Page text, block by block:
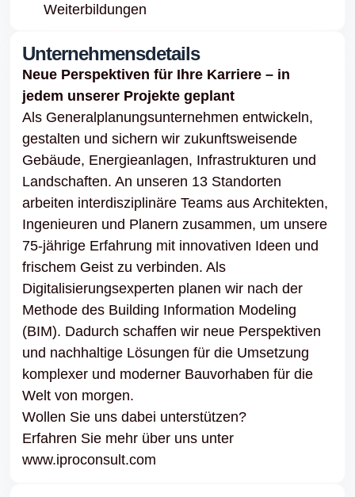
Weiter­bildungen
Unternehmensdetails
Neue Perspektiven für Ihre Karriere – in
jedem unserer Projekte geplant
Als Generalplanungsunternehmen entwickeln,
gestalten und sichern wir zukunftsweisende
Gebäude, Energieanlagen, Infrastrukturen und
Landschaften. An unseren 13 Standorten
arbeiten interdisziplinäre Teams aus Architekten,
Ingenieuren und Planern zusammen, um unsere
75-jährige Erfahrung mit innovativen Ideen und
frischem Geist zu verbinden. Als
Digitalisierungsexperten planen wir nach der
Methode des Building Information Modeling
(BIM). Dadurch schaffen wir neue Perspektiven
und nachhaltige Lösungen für die Umsetzung
komplexer und moderner Bauvorhaben für die
Welt von morgen.
Wollen Sie uns dabei unterstützen?
Erfahren Sie mehr über uns unter
www.iproconsult.com